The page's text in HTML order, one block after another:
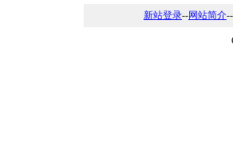
新站登录--网站简介--